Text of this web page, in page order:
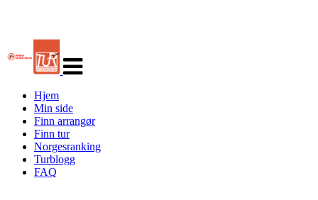
navigasjon
Hjem
Min side
Finn arrangør
Finn tur
Norgesranking
Turblogg
FAQ